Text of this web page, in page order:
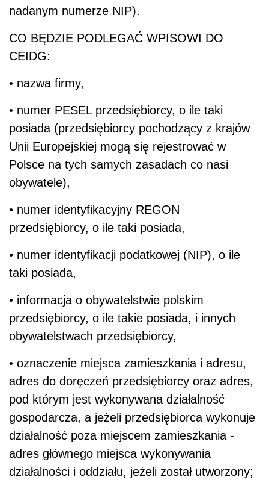
nadanym numerze NIP).
CO BĘDZIE PODLEGAĆ WPISOWI DO
CEIDG:
• nazwa firmy,
• numer PESEL przedsiębiorcy, o ile taki
posiada (przedsiębiorcy pochodzący z krajów
Unii Europejskiej mogą się rejestrować w
Polsce na tych samych zasadach co nasi
obywatele),
• numer identyfikacyjny REGON
przedsiębiorcy, o ile taki posiada,
• numer identyfikacji podatkowej (NIP), o ile
taki posiada,
• informacja o obywatelstwie polskim
przedsiębiorcy, o ile takie posiada, i innych
obywatelstwach przedsiębiorcy,
• oznaczenie miejsca zamieszkania i adresu,
adres do doręczeń przedsiębiorcy oraz adres,
pod którym jest wykonywana działalność
gospodarcza, a jeżeli przedsiębiorca wykonuje
działalność poza miejscem zamieszkania -
adres głównego miejsca wykonywania
działalności i oddziału, jeżeli został utworzony;